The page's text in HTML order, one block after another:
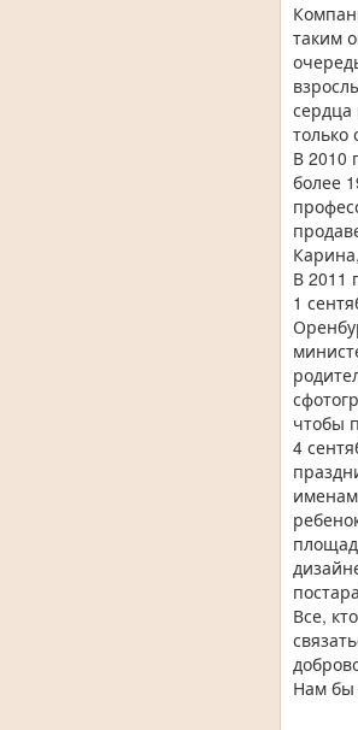
таким
сердца
только
В 2010
более
В 2011
1
чтобы
4
Все,
Нам бы